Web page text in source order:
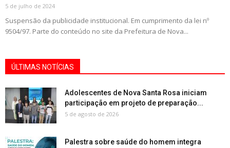
5 de julho de 2024
Suspensão da publicidade institucional. Em cumprimento da lei nº
9504/97. Parte do conteúdo no site da Prefeitura de Nova...
ÚLTIMAS NOTÍCIAS
Adolescentes de Nova Santa Rosa iniciam
participação em projeto de preparação...
5 de agosto de 2026
Palestra sobre saúde do homem integra